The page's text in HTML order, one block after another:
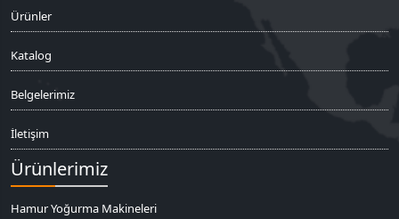
Ürünler
Katalog
Belgelerimiz
İletişim
Ürünlerimiz
Hamur Yoğurma Makineleri